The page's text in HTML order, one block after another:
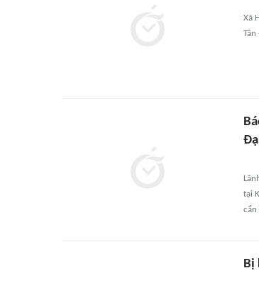
Xã
tại
cắn
Bị